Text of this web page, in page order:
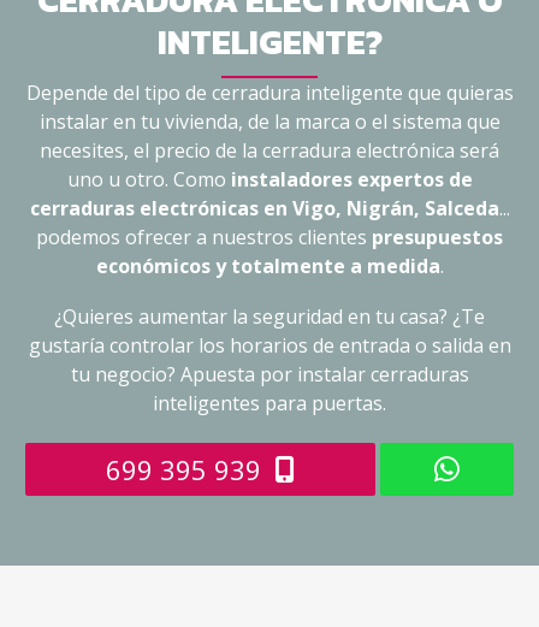
INTELIGENTE?
Depende del tipo de cerradura inteligente que quieras
instalar en tu vivienda, de la marca o el sistema que
necesites, el precio de la cerradura electrónica será
uno u otro. Como instaladores expertos de
cerraduras electrónicas en Vigo, Nigrán, Salceda...
podemos ofrecer a nuestros clientes presupuestos
económicos y totalmente a medida.
¿Quieres aumentar la seguridad en tu casa? ¿Te
gustaría controlar los horarios de entrada o salida en
tu negocio? Apuesta por instalar cerraduras
inteligentes para puertas.
699 395 939